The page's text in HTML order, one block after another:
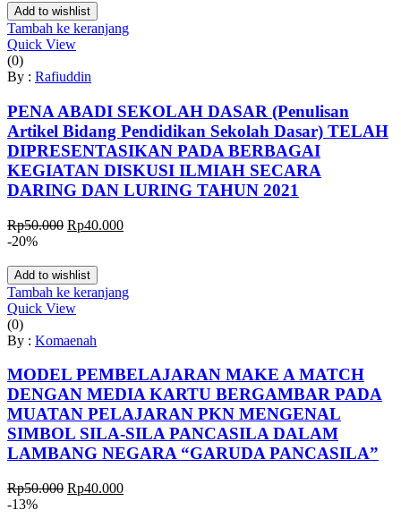
Rp50.000.
Rp40.000.
Add to wishlist
Tambah ke keranjang
Quick View
(0)
By : Rafiuddin
PENA ABADI SEKOLAH DASAR (Penulisan
Artikel Bidang Pendidikan Sekolah Dasar) TELAH
DIPRESENTASIKAN PADA BERBAGAI
KEGIATAN DISKUSI ILMIAH SECARA
DARING DAN LURING TAHUN 2021
Rp50.000 Harga
Rp50.000.
Rp40.000Harga
Rp40.000.
-20%
Add to wishlist
Tambah ke keranjang
Quick View
(0)
By : Komaenah
MODEL PEMBELAJARAN MAKE A MATCH
DENGAN MEDIA KARTU BERGAMBAR PADA
MUATAN PELAJARAN PKN MENGENAL
SIMBOL SILA-SILA PANCASILA DALAM
LAMBANG NEGARA “GARUDA PANCASILA”
Rp50.000 Harga
Rp40.000Harga
-13%